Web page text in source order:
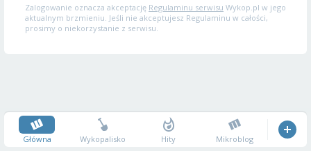
Zalogowanie oznacza akceptację Regulaminu serwisu Wykop.pl w jego
aktualnym brzmieniu. Jeśli nie akceptujesz Regulaminu w całości,
prosimy o niekorzystanie z serwisu.
Główna Wykopalisko Hity Mikroblog